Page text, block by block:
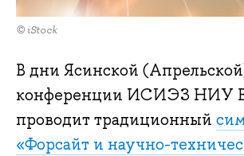
© iStock
В дни Ясинской
конференции ИСИЭЗ НИУ
проводит традиционный
«Форсайт и научно-